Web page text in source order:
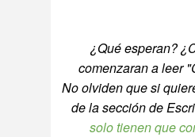
¿Qué esperan?
comenzaran a leer
No olviden que si
de la sección de
solo tienen que